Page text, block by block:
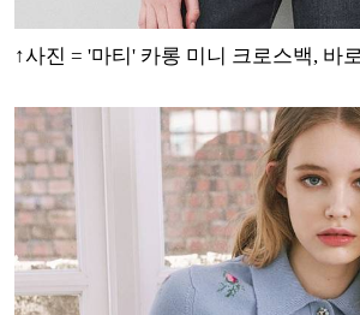
↑사진 = '마티' 카롱 미니 크로스백, 바